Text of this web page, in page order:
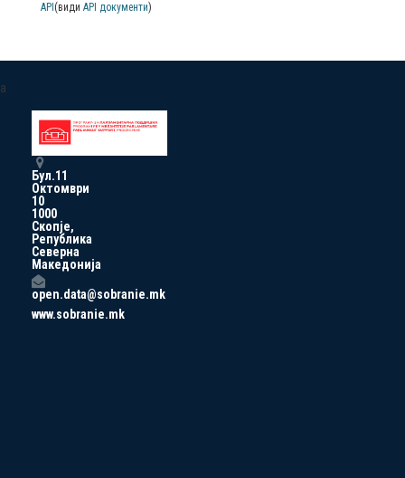
API (види API документи)
a
Бул.11
Октомври
10
1000
Скопје,
Република
Северна
Македонија
open.data@sobranie.mk
www.sobranie.mk